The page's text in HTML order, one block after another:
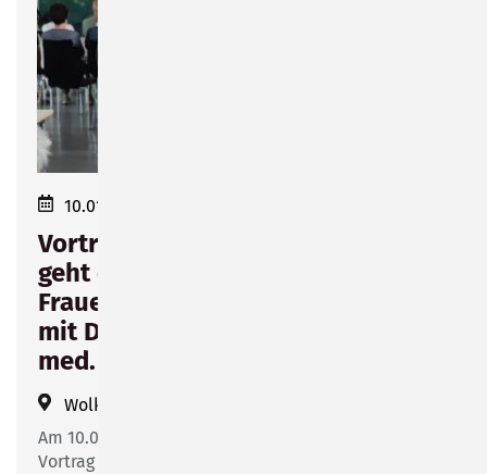
10.01.2024 17:30–19:00
Vortrag "Frauengesundheit - Wie
geht es weiter mit der
Frauenheilkunde in Sonneberg"
mit Dr. med. Jens Reimann und Dr.
med. Hermann Zoche
Wolke 14
Am 10.01.2023 findet um 17:30 Uhr ein weiterer
Vortrag im Rahmen der Kooperation zwischen dem